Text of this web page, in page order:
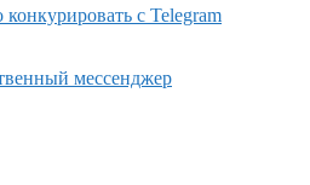
с Telegram
мессенджер